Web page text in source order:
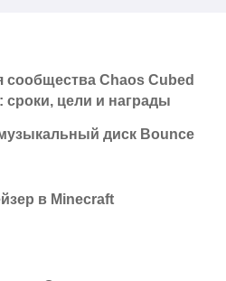
Chaos Cubed
сроки, цели и награды
диск Bounce
в Minecraft